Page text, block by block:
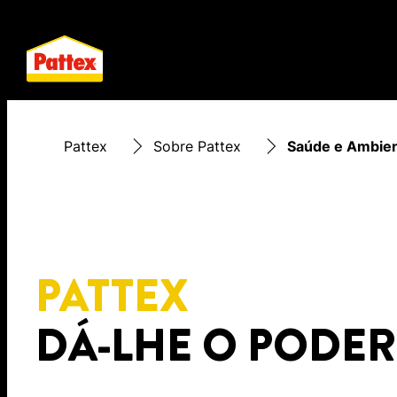
Pattex Sobre Pattex Saúde e
PATTEX
DÁ-LHE O PODER